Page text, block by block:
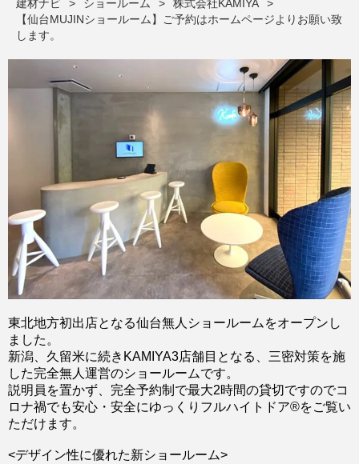
建材ナビ ショールーム
株式会社KAMIYA
【仙台MUJINショールーム】ご予約はホームページよりお願い致
します。
東北地方初出店となる仙台無人ショールームをオープンし
ました。
新潟、久留米に続きKAMIYA3店舗目となる、三密対策を施
した完全無人運営のショールームです。
説明員を置かず、完全予約制で最大2時間の貸切ですのでコ
ロナ禍でも安心・安全にゆっくりフルハイトドア®をご覧い
ただけます。
<デザイン性に優れた新ショールーム>